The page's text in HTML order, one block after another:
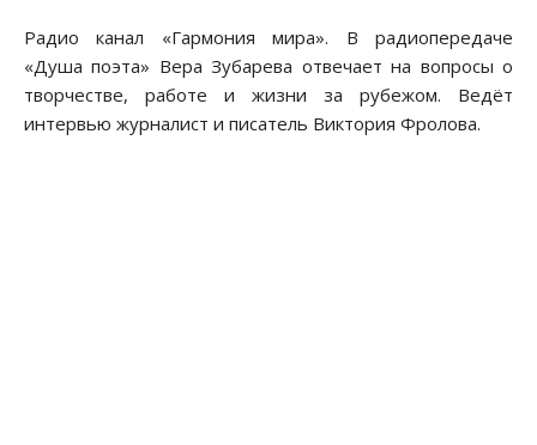
Радио канал «Гармония мира». В радиопередаче
«Душа поэта» Вера Зубарева отвечает на вопросы о
творчестве, работе и жизни за рубежом. Ведёт
интервью журналист и писатель Виктория Фролова.